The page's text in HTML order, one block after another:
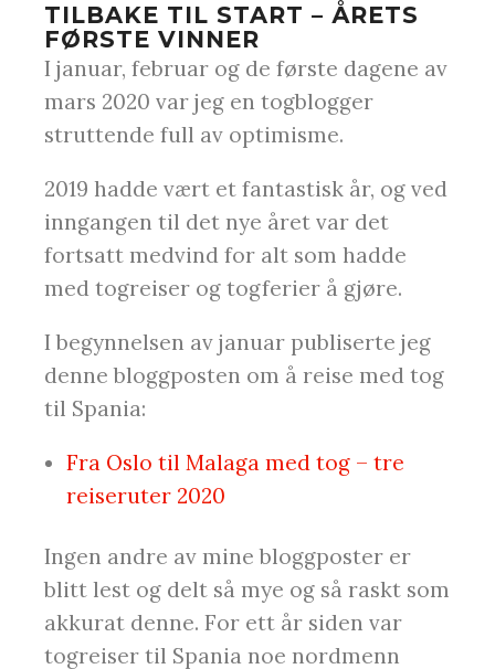
TILBAKE TIL START – ÅRETS
FØRSTE VINNER
I januar, februar og de første dagene av
mars 2020 var jeg en togblogger
struttende full av optimisme.
2019 hadde vært et fantastisk år, og ved
inngangen til det nye året var det
fortsatt medvind for alt som hadde
med togreiser og togferier å gjøre.
I begynnelsen av januar publiserte jeg
denne bloggposten om å reise med tog
til Spania:
Fra Oslo til Malaga med tog – tre
reiseruter 2020
Ingen andre av mine bloggposter er
blitt lest og delt så mye og så raskt som
akkurat denne. For ett år siden var
togreiser til Spania noe nordmenn